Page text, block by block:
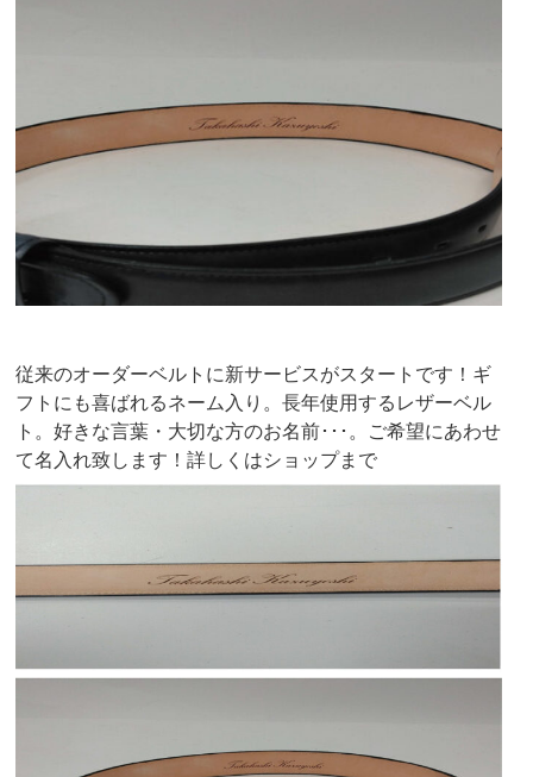
従来のオーダーベルトに新サービスがスタートです！ギ
フトにも喜ばれるネーム入り。長年使用するレザーベル
ト。好きな言葉・大切な方のお名前･･･。ご希望にあわせ
て名入れ致します！詳しくはショップまで